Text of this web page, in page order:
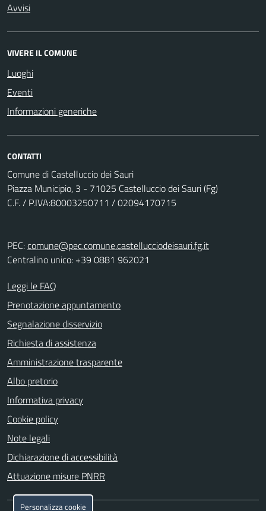
Avvisi
VIVERE IL COMUNE
Luoghi
Eventi
Informazioni generiche
CONTATTI
Comune di Castelluccio dei Sauri
Piazza Municipio, 3 - 71025 Castelluccio dei Sauri (Fg)
C.F. / P.IVA:80003250711 / 02094170715
PEC:comune@pec.comune.castellucciodeisauri.fg.it
Centralino unico: +39 0881 962021
Leggi le FAQ
Prenotazione appuntamento
Segnalazione disservizio
Richiesta di assistenza
Amministrazione trasparente
Albo pretorio
Informativa privacy
Cookie policy
Note legali
Dichiarazione di accessibilità
Attuazione misure PNRR
Personalizza cookie